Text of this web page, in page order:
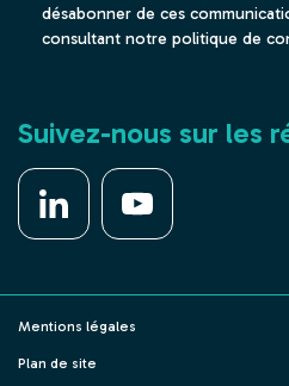
désabonner de ces
consultant notre politique de
Suivez-nous sur les
LinkedIn YouTube
Mentions légales
Plan de site